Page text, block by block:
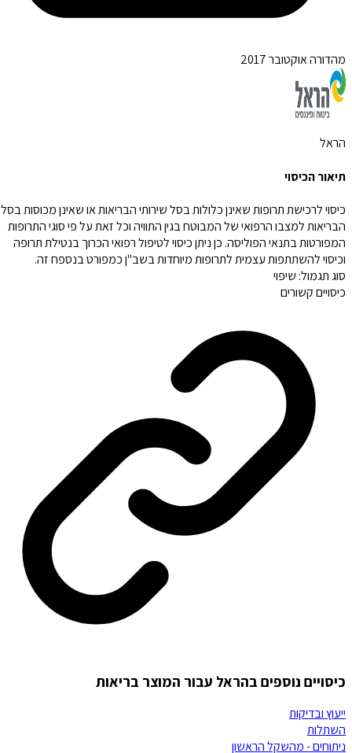
מהדורה אוקטובר 2017
הראל
תיאור הכיסוי
כיסוי לרכישת תרופות שאינן כלולות בסל שירותי הבריאות או שאינן מכוסות בסל
הבריאות למצבו הרפואי של המבוטח בגין התוויה וכל זאת על פי סוגי התרופות
המפורטות בתנאי הפוליסה. כן ניתן כיסוי לטיפול רפואי הכרוך בנטילת תרופה
וכיסוי להשתתפות עצמית לתרופות מיוחדות בשב"ן כמפורט בנספח זה.
סוג תגמול:שיפוי
כיסויים קשורים
כיסויים נוספים בהראל עבור המוצר בריאות
ייעוץ ובדיקות
השתלות
ניתוחים - מהשקל הראשון